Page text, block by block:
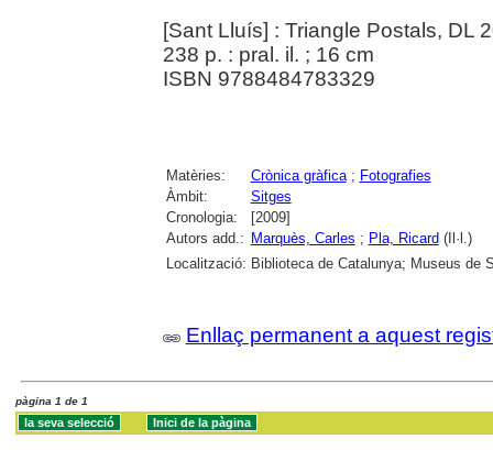
[Sant Lluís] : Triangle Postals, DL
238 p. : pral. il. ; 16 cm
ISBN 9788484783329
Matèries: Crònica gràfica; Fotografies
Àmbit:
Sitges
Cronologia:
[2009]
Autors add.: Marquès, Carles ; Pla, Ricard (Il·l.)
Localització: Biblioteca de Catalunya; Museus de
Enllaç permanent a aquest
pàgina 1 de 1